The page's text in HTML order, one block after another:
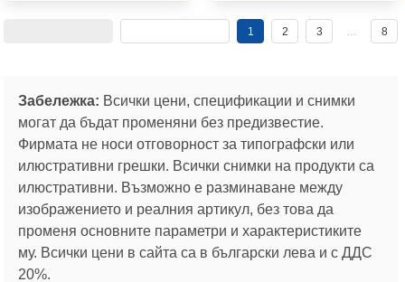
1 2 3 8
Забележка: Всички цени, спецификации и снимки
могат да бъдат променяни без предизвестие.
Фирмата не носи отговорност за типографски или
илюстративни грешки. Всички снимки на продукти са
илюстративни. Възможно е разминаване между
изображението и реалния артикул, без това да
променя основните параметри и характеристиките
му. Всички цени в сайта са в български лева и с ДДС
20%.